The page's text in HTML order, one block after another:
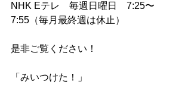
NHK Eテレ　毎週日曜日　7:25〜
7:55（毎月最終週は休止）
是非ご覧ください！
「みいつけた！」